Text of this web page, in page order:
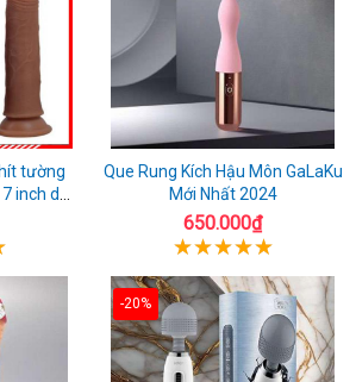
tường
inch da
Que Rung Kích Hậu Môn GaLaKu
Mới Nhất 2024
650.000₫
-20%